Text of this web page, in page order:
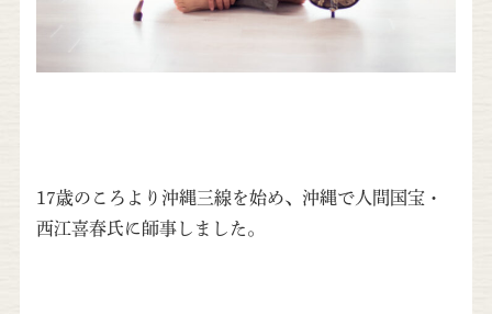
17歳のころより沖縄三線を始め、沖縄で人間国宝・
西江喜春氏に師事しました。